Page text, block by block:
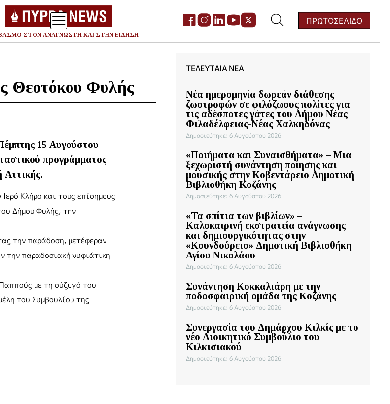
ΣΤΟΝ ΑΝΑΓΝΩΣΤΗ ΚΑΙ ΣΤΗΝ ΕΙΔΗΣΗ
ΠΡΩΤΟΣΕΛΙΔΟ
Θεοτόκου Φυλής
15 Αυγούστου
προγράμματος
Αττικής.
Κλήρο και τους επίσημους
Δήμου Φυλής, την
την παράδοση, μετέφεραν
την παραδοσιακή νυφιάτικη
με τη σύζυγό του
του Συμβουλίου της
ΤΕΛΕΥΤΑΙΑ ΝΕΑ
Νέα ημερομηνία δωρεάν διάθεσης
ζωοτροφών σε φιλόζωους πολίτες για
τις αδέσποτες γάτες του Δήμου Νέας
Φιλαδέλφειας-Νέας Χαλκηδόνας
Δημοσιεύτηκε: 6 Αυγούστου 2026
«Ποιήματα και Συναισθήματα» – Μια
ξεχωριστή συνάντηση ποίησης και
μουσικής στην Κοβεντάρειο Δημοτική
Βιβλιοθήκη Κοζάνης
Δημοσιεύτηκε: 6 Αυγούστου 2026
«Τα σπίτια των βιβλίων» –
Καλοκαιρινή εκστρατεία ανάγνωσης
και δημιουργικότητας στην
«Κουνδούρειο» Δημοτική Βιβλιοθήκη
Αγίου Νικολάου
Δημοσιεύτηκε: 6 Αυγούστου 2026
Συνάντηση Κοκκαλιάρη με την
ποδοσφαιρική ομάδα της Κοζάνης
Δημοσιεύτηκε: 6 Αυγούστου 2026
Συνεργασία του Δημάρχου Κιλκίς με το
νέο Διοικητικό Συμβούλιο του
Κιλκισιακού
Δημοσιεύτηκε: 6 Αυγούστου 2026